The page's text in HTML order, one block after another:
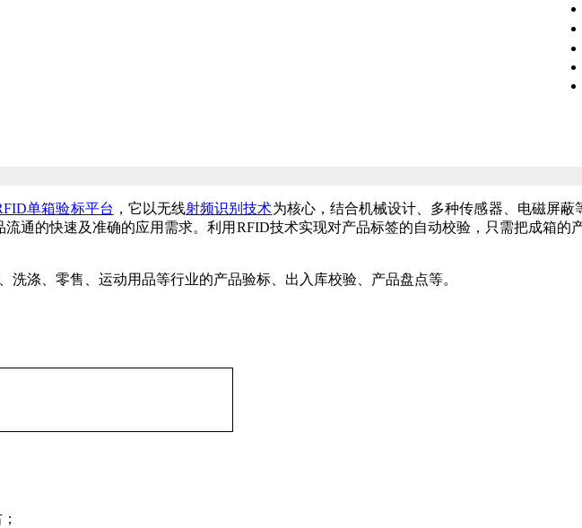
单箱验标平台 ，它以无线射频识别技术为核心，结合机械设计、多种传感器、电磁屏
通的快速及准确的应用需求。利用RFID技术实现对产品标签的自动校验，只需把成箱的
涤、零售、运动用品等行业的产品验标、出入库校验、产品盘点等。